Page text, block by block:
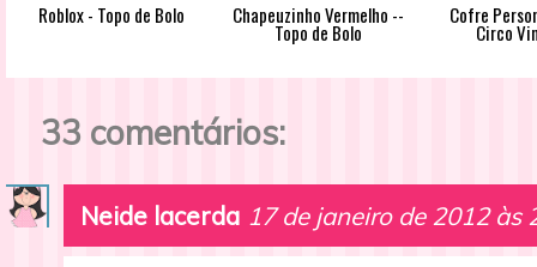
Roblox - Topo de Bolo Chapeuzinho Vermelho --
Topo de Bolo
Cofre
Circo
33 comentários:
Neide lacerda 17 de janeiro de 2012 às